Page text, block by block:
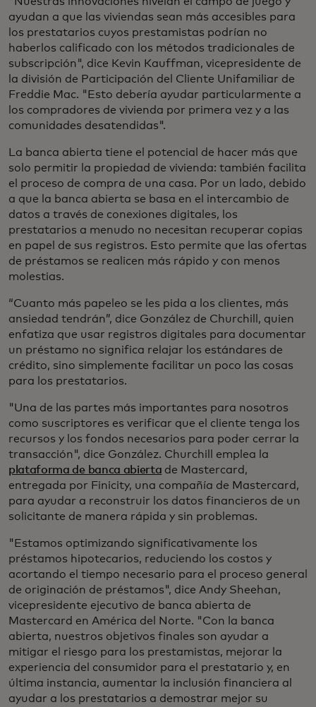
ayudan a que las viviendas sean más accesibles para
los prestatarios cuyos prestamistas podrían no
haberlos calificado con los métodos tradicionales de
subscripción", dice Kevin Kauffman, vicepresidente de
la división de Participación del Cliente Unifamiliar de
Freddie Mac. "Esto debería ayudar particularmente a
los compradores de vivienda por primera vez y a las
comunidades desatendidas".
La banca abierta tiene el potencial de hacer más que
solo permitir la propiedad de vivienda: también facilita
el proceso de compra de una casa. Por un lado, debido
a que la banca abierta se basa en el intercambio de
datos a través de conexiones digitales, los
prestatarios a menudo no necesitan recuperar copias
en papel de sus registros. Esto permite que las ofertas
de préstamos se realicen más rápido y con menos
molestias.
“Cuanto más papeleo se les pida a los clientes, más
ansiedad tendrán”, dice González de Churchill, quien
enfatiza que usar registros digitales para documentar
un préstamo no significa relajar los estándares de
crédito, sino simplemente facilitar un poco las cosas
para los prestatarios.
"Una de las partes más importantes para nosotros
como suscriptores es verificar que el cliente tenga los
recursos y los fondos necesarios para poder cerrar la
transacción", dice González. Churchill emplea la
plataforma de banca abierta de Mastercard,
entregada por Finicity, una compañía de Mastercard,
para ayudar a reconstruir los datos financieros de un
solicitante de manera rápida y sin problemas.
"Estamos optimizando significativamente los
préstamos hipotecarios, reduciendo los costos y
acortando el tiempo necesario para el proceso general
de originación de préstamos", dice Andy Sheehan,
vicepresidente ejecutivo de banca abierta de
Mastercard en América del Norte. "Con la banca
abierta, nuestros objetivos finales son ayudar a
mitigar el riesgo para los prestamistas, mejorar la
experiencia del consumidor para el prestatario y, en
última instancia, aumentar la inclusión financiera al
ayudar a los prestatarios a demostrar mejor su